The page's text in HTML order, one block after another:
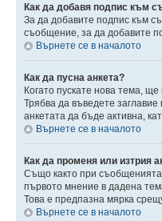
Как да добавя подпис към
За да добавите подпис към
съобщение, за да добавите
Върнете се в началото
Как да пусна анкета?
Когато пускате нова тема,
Трябва да въведете
анкетата да бъде активна,
Върнете се в началото
Как да променя или изтрия
Също както при
първото мнение в дадена
Това е предпазна мярка
Върнете се в началото